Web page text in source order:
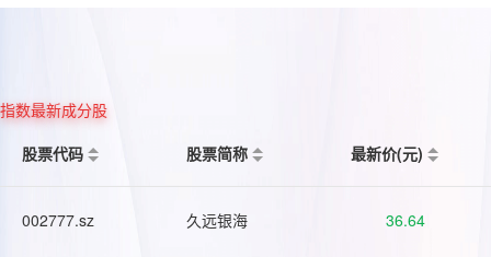
指数最新成分股
股票代码
股票简称 最新价(元)
002777.sz 久远银海 36.64